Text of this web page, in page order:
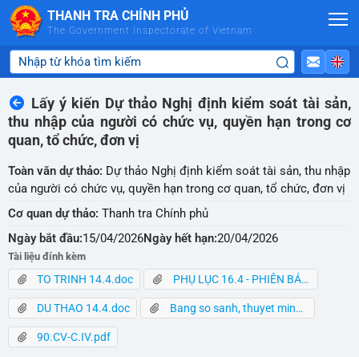
Skip to Main Content
THANH TRA CHÍNH PHỦ
The Government Inspectorate of Vietnam
Lấy ý kiến Dự thảo Nghị định kiểm soát tài sản,
thu nhập của người có chức vụ, quyền hạn trong cơ
quan, tổ chức, đơn vị
Toàn văn dự thảo: Dự thảo Nghị định kiểm soát tài sản, thu nhập
của người có chức vụ, quyền hạn trong cơ quan, tổ chức, đơn vị
Cơ quan dự thảo: Thanh tra Chính phủ
Ngày bắt đầu:15/04/2026Ngày hết hạn:20/04/2026
Tài liệu đính kèm
TO TRINH 14.4.doc PHỤ LỤC 16.4 - PHIÊN BẢN ĐIỆN TỬ.docx
DU THAO 14.4.doc Bang so sanh, thuyet minh.docx
90.CV-C.IV.pdf